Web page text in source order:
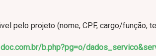
pelo projeto (nome, CPF, cargo/função,
b.php?pg=o/